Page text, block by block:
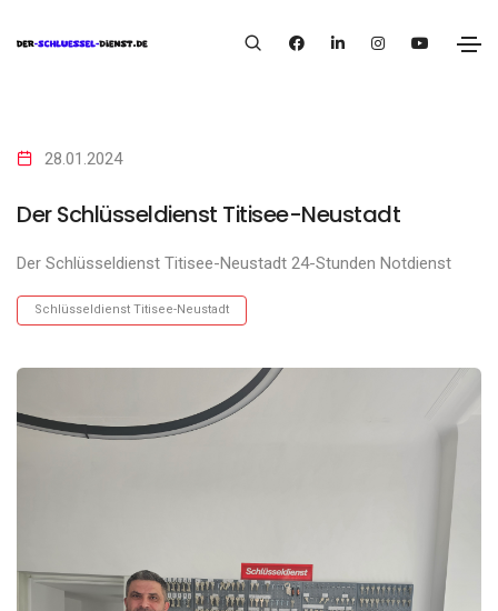
28.01.2024
Der Schlüsseldienst Titisee-Neustadt
Der Schlüsseldienst Titisee-Neustadt 24-Stunden Notdienst
Schlüsseldienst Titisee-Neustadt